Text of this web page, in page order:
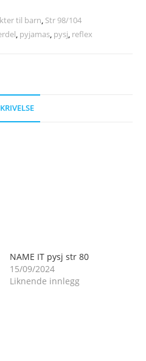
til barn, Str 98/104
, pyjamas, pysj, reflex
NAME IT pysj str 80
15/09/2024
Liknende innlegg